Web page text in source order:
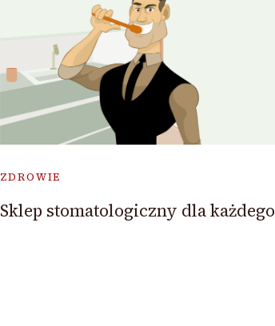
ZDROWIE
Sklep stomatologiczny dla każdego